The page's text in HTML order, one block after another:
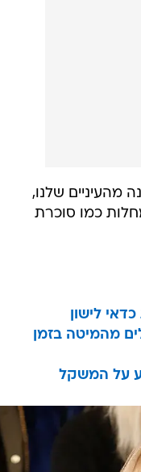
מהעיניים שלנו,
כמו סוכרת
לישון
מהמיטה בזמן
על המשקל